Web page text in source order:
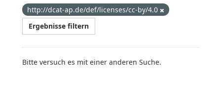
http://dcat-ap.de/def/licenses/cc-by/4.0
Ergebnisse filtern
Bitte versuch es mit einer anderen Suche.